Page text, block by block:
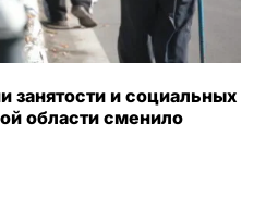
занятости и социальных
области сменило